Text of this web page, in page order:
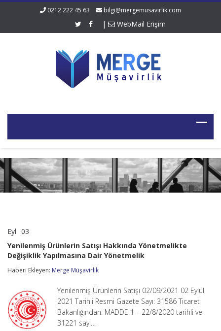
0212 222 45 63 bilgi@mergemusavirlik.com
| WebMail Erişim
Eyl 03
Satışı
Hakkında
Değişiklik
Yönetmelik
için
Yenilenmiş Ürünlerin Satışı Hakkında Yönetmelikte
Değişiklik Yapılmasına Dair Yönetmelik
Haberi Ekleyen: Merge Müşavirlik
Yenilenmiş Ürünlerin Satışı 02/09/2021 02 Eylül
2021 Tarihli Resmi Gazete Sayı: 31586 Ticaret
Bakanlığından: MADDE 1 – 22/8/2020 tarihli ve
31221 sayı…